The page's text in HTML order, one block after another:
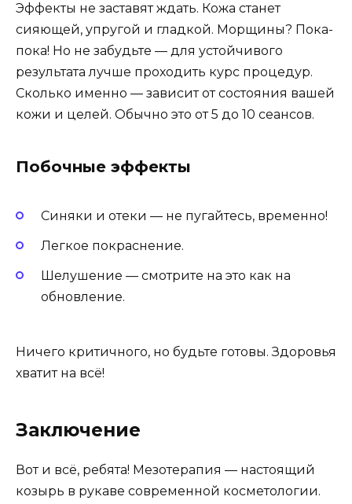
Эффекты не заставят ждать. Кожа станет
сияющей, упругой и гладкой. Морщины? Пока-
пока! Но не забудьте — для устойчивого
результата лучше проходить курс процедур.
Сколько именно — зависит от состояния вашей
кожи и целей. Обычно это от 5 до 10 сеансов.
Побочные эффекты
Синяки и отеки — не пугайтесь, временно!
Легкое покраснение.
Шелушение — смотрите на это как на
обновление.
Ничего критичного, но будьте готовы. Здоровья
хватит на всё!
Заключение
Вот и всё, ребята! Мезотерапия — настоящий
козырь в рукаве современной косметологии.